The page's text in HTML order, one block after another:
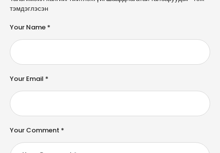
тэмдэглэсэн
Your Comment *
Your Name *
Your Email *
l
e
n
a
ti
e